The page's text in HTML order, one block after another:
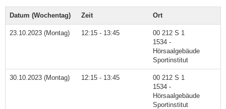
Datum (Wochentag) Zeit Ort
23.10.2023 (Montag) 12:15 - 13:45
00 212 S 1
1534 -
Hörsaalgebäude
Sportinstitut
30.10.2023 (Montag) 12:15 - 13:45
00 212 S 1
1534 -
Hörsaalgebäude
Sportinstitut